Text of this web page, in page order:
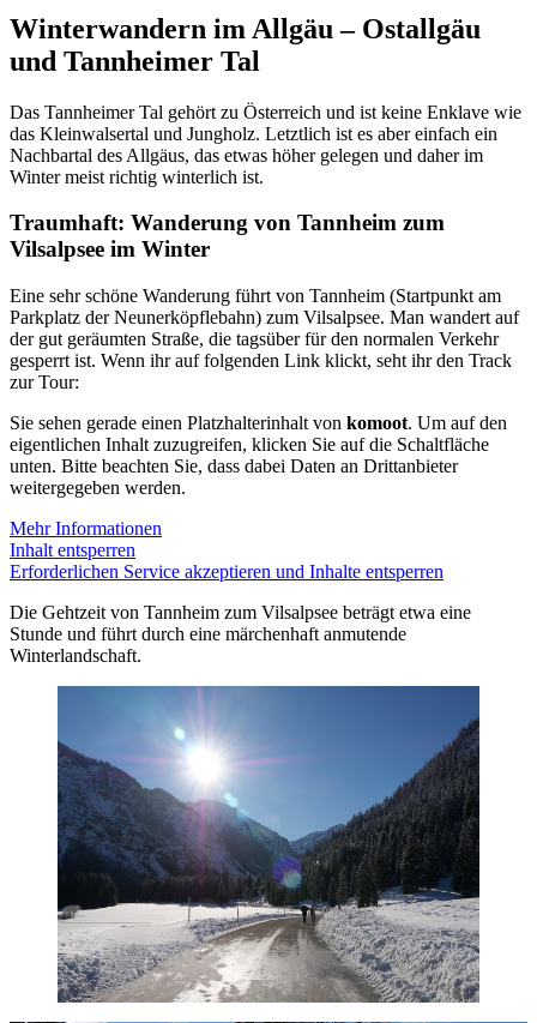
Winterwandern im Allgäu – Ostallgäu
und Tannheimer Tal
Das Tannheimer Tal gehört zu Österreich und ist keine Enklave wie
das Kleinwalsertal und Jungholz. Letztlich ist es aber einfach ein
Nachbartal des Allgäus, das etwas höher gelegen und daher im
Winter meist richtig winterlich ist.
Traumhaft: Wanderung von Tannheim zum
Vilsalpsee im Winter
Eine sehr schöne Wanderung führt von Tannheim (Startpunkt am
Parkplatz der Neunerköpflebahn) zum Vilsalpsee. Man wandert auf
der gut geräumten Straße, die tagsüber für den normalen Verkehr
gesperrt ist. Wenn ihr auf folgenden Link klickt, seht ihr den Track
zur Tour:
Sie sehen gerade einen Platzhalterinhalt von komoot. Um auf den
eigentlichen Inhalt zuzugreifen, klicken Sie auf die Schaltfläche
unten. Bitte beachten Sie, dass dabei Daten an Drittanbieter
weitergegeben werden.
Mehr Informationen
Inhalt entsperren
Erforderlichen Service akzeptieren und Inhalte entsperren
Die Gehtzeit von Tannheim zum Vilsalpsee beträgt etwa eine
Stunde und führt durch eine märchenhaft anmutende
Winterlandschaft.